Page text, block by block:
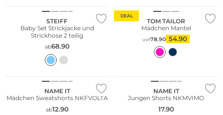
STEIFF
Baby Set Strickjacke und
Strickhose 2 teilig
ab68.90
DEAL
TOM TAILOR
Mädchen Mantel
UVP78.90 54.90
NAME IT
Mädchen Sweatshorts NKFVOLTA
ab12.90
NAME IT
Jungen Shorts NKMVIMO
17.90